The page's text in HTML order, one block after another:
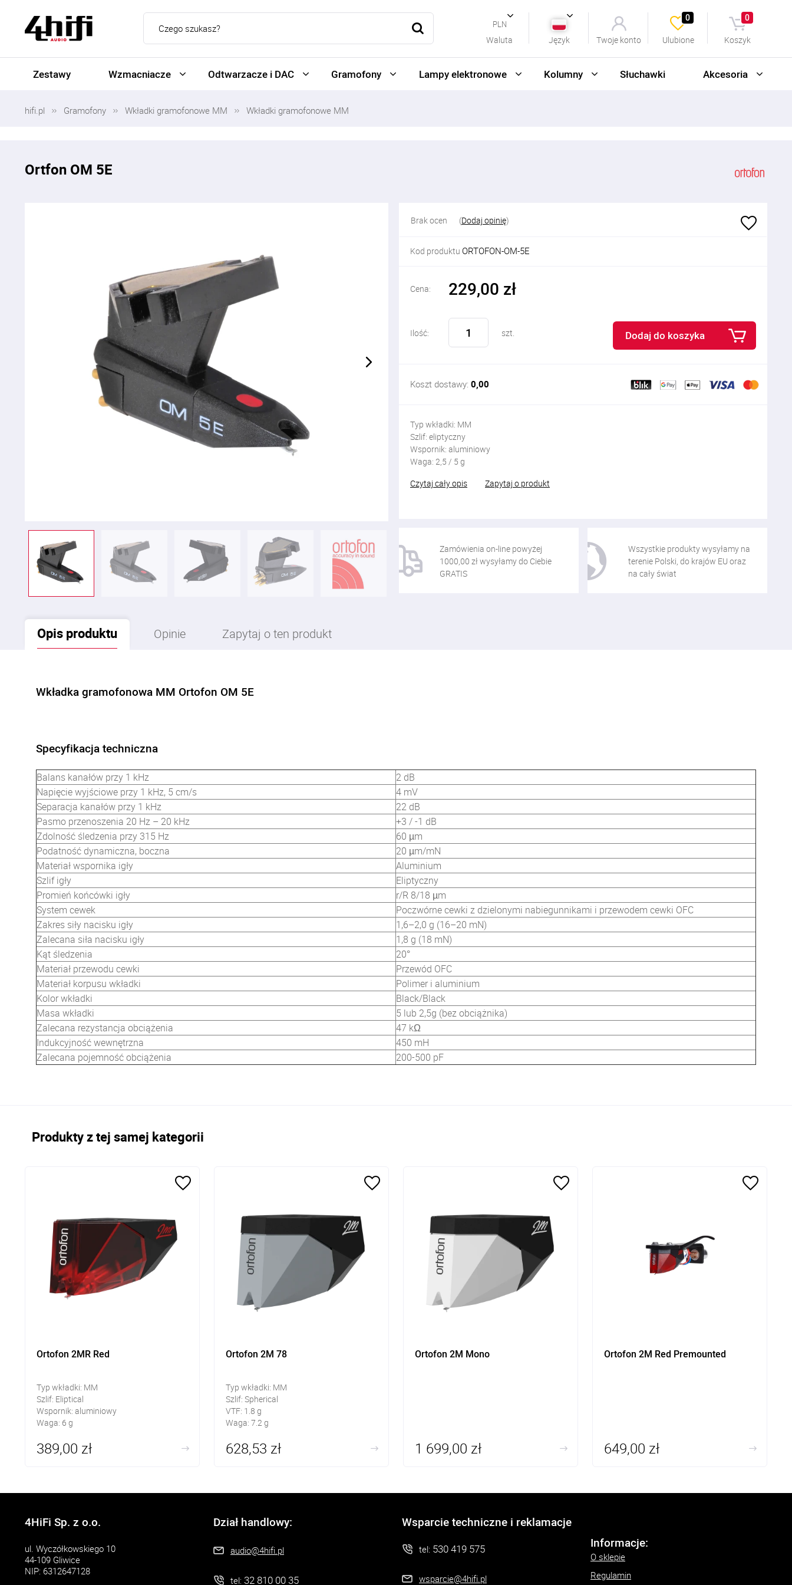
Waluta
PLN
Język Twoje konto Ulubione
0
Koszyk
0
Zestawy Wzmacniacze Odtwarzacze i DAC Gramofony Lampy elektronowe Kolumny Słuchawki Akcesoria
hifi.pl Gramofony Wkładki gramofonowe MM Wkładki gramofonowe MM
Ortfon OM 5E
Brak ocen (Dodaj opinię)
Kod produktu ORTOFON-OM-5E
Cena: 229,00 zł
Ilość: szt. Dodaj do koszyka
Koszt dostawy: 0,00
Typ wkładki: MM
Szlif: eliptyczny
Wspornik: aluminiowy
Waga: 2,5 / 5 g
Czytaj cały opis
Zapytaj o produkt
Zamówienia on-line powyżej
1000,00 zł wysyłamy do Ciebie
GRATIS
Wszystkie produkty wysyłamy na
terenie Polski, do krajów EU oraz
na cały świat
Opis produktu Opinie Zapytaj o ten produkt
Wkładka gramofonowa MM Ortofon OM 5E
Specyfikacja techniczna
Balans kanałów przy 1 kHz
2 dB
Napięcie wyjściowe przy 1 kHz, 5 cm/s
4 mV
Separacja kanałów przy 1 kHz
22 dB
Pasmo przenoszenia 20 Hz – 20 kHz
+3 / -1 dB
Zdolność śledzenia przy 315 Hz
60 µm
Podatność dynamiczna, boczna
20 µm/mN
Materiał wspornika igły
Aluminium
Szlif igły
Eliptyczny
Promień końcówki igły
r/R 8/18 µm
System cewek
Poczwórne cewki z dzielonymi nabiegunnikami i przewodem cewki OFC
Zakres siły nacisku igły
1,6–2,0 g (16–20 mN)
Zalecana siła nacisku igły
1,8 g (18 mN)
Kąt śledzenia
20°
Materiał przewodu cewki
Przewód OFC
Materiał korpusu wkładki
Polimer i aluminium
Kolor wkładki
Black/Black
Masa wkładki
5 lub 2,5g (bez obciążnika)
Zalecana rezystancja obciążenia
47 kΩ
Indukcyjność wewnętrzna
450 mH
Zalecana pojemność obciążenia
200-500 pF
Produkty z tej samej kategorii
Ortofon 2MR Red
Typ wkładki: MM
Szlif: Eliptical
Wspornik: aluminiowy
Waga: 6 g
389,00 zł
Ortofon 2M 78
Typ wkładki: MM
Szlif: Spherical
VTF: 1.8 g
Waga: 7.2 g
628,53 zł
Ortofon 2M Mono
1 699,00 zł
Ortofon 2M Red Premounted
649,00 zł
4HiFi Sp. z o.o.
ul. Wyczółkowskiego 10
44-109 Gliwice
NIP: 6312647128
Dział handlowy:
audio@4hifi.pl
tel: 32 810 00 35
Wsparcie techniczne i reklamacje
tel: 530 419 575
wsparcie@4hifi.pl
Informacje:
O sklepie
Regulamin